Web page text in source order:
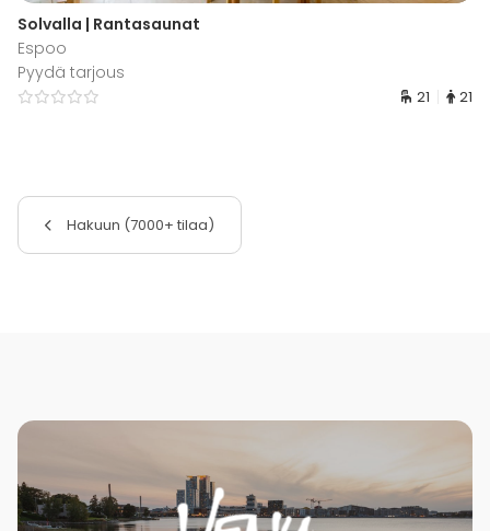
Solvalla | Rantasaunat
Espoo
Pyydä tarjous
21 21
Hakuun (7000+ tilaa)